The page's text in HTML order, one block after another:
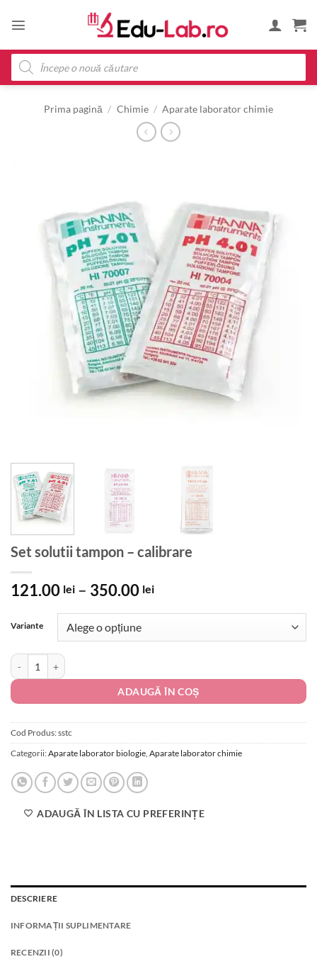
Products
search
Prima pagină / Chimie / Aparate laborator chimie
Set solutii tampon – calibrare
121.00 lei – 350.00 leiInterval
prețuri:
350.00 lei
Variante
Cantitate Set solutii tampon - calibrare
ADAUGĂ ÎN COȘ
Cod Produs:sstc
Categorii:Aparate laborator biologie Aparate laborator chimie
ADAUGĂ ÎN LISTA CU PREFERINȚE
DESCRIERE
INFORMAȚII SUPLIMENTARE
RECENZII (0)